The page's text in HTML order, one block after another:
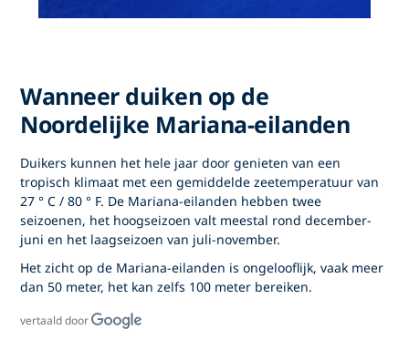
Wanneer duiken op de
Noordelijke Mariana-eilanden
Duikers kunnen het hele jaar door genieten van een
tropisch klimaat met een gemiddelde zeetemperatuur van
27 ° C / 80 ° F. De Mariana-eilanden hebben twee
seizoenen, het hoogseizoen valt meestal rond december-
juni en het laagseizoen van juli-november.
Het zicht op de Mariana-eilanden is ongelooflijk, vaak meer
dan 50 meter, het kan zelfs 100 meter bereiken.
vertaald door